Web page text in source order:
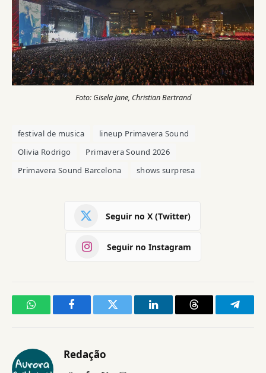
Foto: Gisela Jane, Christian Bertrand
festival de musica
lineup Primavera Sound
Olivia Rodrigo
Primavera Sound 2026
Primavera Sound Barcelona
shows surpresa
Seguir no X (Twitter)
Seguir no Instagram
WhatsAppFacebookTwitter LinkedInThreads
Redação